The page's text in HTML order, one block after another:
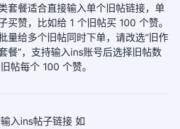
套餐适合直接输入单个旧帖链接，单
买赞，比如给 1 个旧帖买 100 个赞。
量给多个旧帖同时下单，请改选“旧作
餐”，支持输入ins账号后选择旧帖数
帖每个 100 个赞。
入ins帖子链接 如